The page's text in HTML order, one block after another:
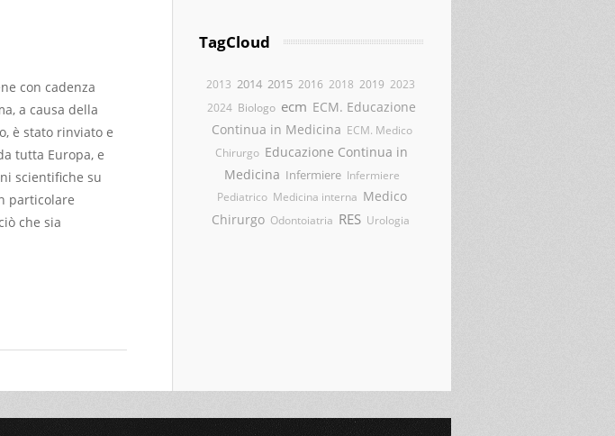
con cadenza
a causa della
è stato rinviato e
tutta Europa, e
scientifiche su
particolare
che sia
TagCloud
2013 2014 2015 2016 2018 2019 2023
2024 Biologo ecm ECM. Educazione
Continua in Medicina ECM. Medico
Chirurgo Educazione Continua in
Medicina Infermiere Infermiere
Pediatrico Medicina interna Medico
Chirurgo Odontoiatria RES Urologia